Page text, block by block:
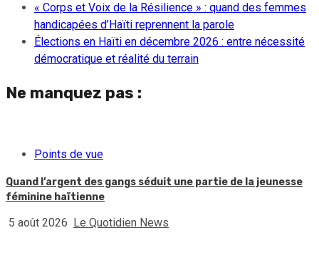
« Corps et Voix de la Résilience » : quand des femmes
handicapées d’Haïti reprennent la parole
Élections en Haïti en décembre 2026 : entre nécessité
démocratique et réalité du terrain
Ne manquez pas :
Points de vue
Quand l’argent des gangs séduit une partie de la jeunesse
féminine haïtienne
5 août 2026 Le Quotidien News